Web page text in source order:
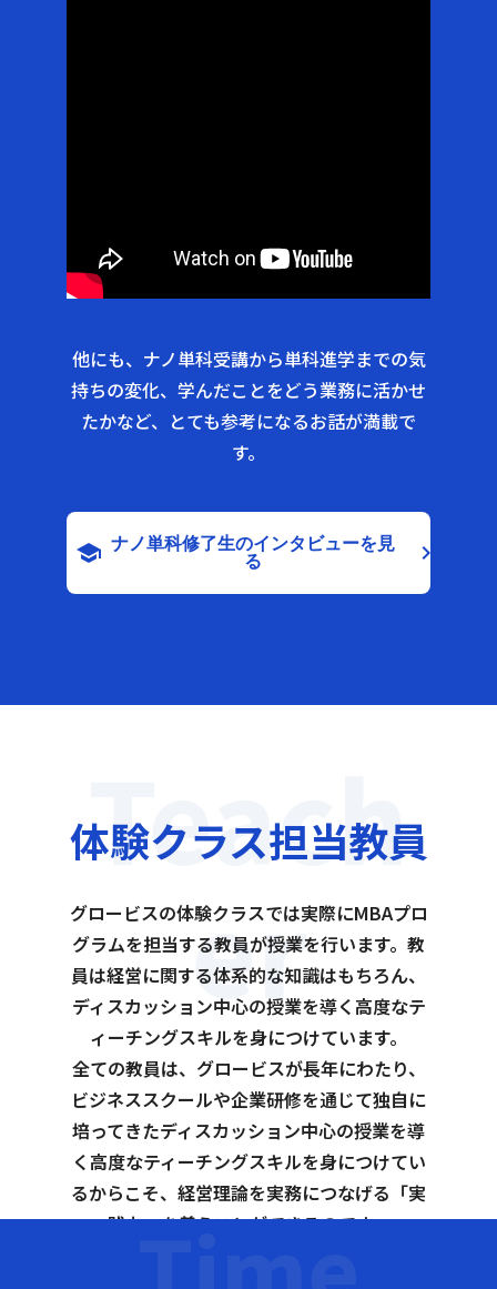
他にも、ナノ単科受講から単科進学までの気
持ちの変化、学んだことをどう業務に活かせ
たかなど、とても参考になるお話が満載で
す。
school ナノ単科修了生のインタビューを見
る
keyboard_arrow_right
Teach
er
体験クラス担当教員
グロービスの体験クラスでは実際にMBAプロ
グラムを担当する教員が授業を行います。教
員は経営に関する体系的な知識はもちろん、
ディスカッション中心の授業を導く高度なテ
ィーチングスキルを身につけています。
全ての教員は、グロービスが長年にわたり、
ビジネススクールや企業研修を通じて独自に
培ってきたディスカッション中心の授業を導
く高度なティーチングスキルを身につけてい
るからこそ、経営理論を実務につなげる「実
践力」を養うことができるのです。